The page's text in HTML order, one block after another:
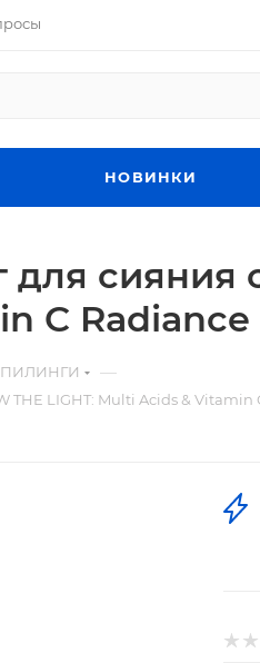
НОВИНКИ
сияния
C
ПИЛИНГИ —
LIGHT: Multi Acids & Vitamin